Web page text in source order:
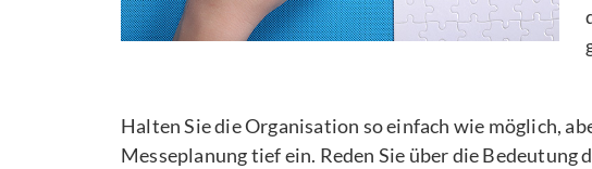
Halten Sie die Organisation so einfach wie möglich,
Messeplanung tief ein. Reden Sie über die Bedeutung